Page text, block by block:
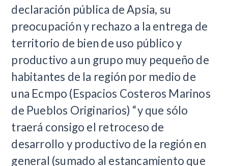
declaración pública de Apsia, su
preocupación y rechazo a la entrega de
territorio de bien de uso público y
productivo a un grupo muy pequeño de
habitantes de la región por medio de
una Ecmpo (Espacios Costeros Marinos
de Pueblos Originarios) “y que sólo
traerá consigo el retroceso de
desarrollo y productivo de la región en
general (sumado al estancamiento que